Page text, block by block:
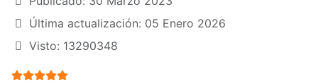
Última actualización: 05 Enero 2026
Visto: 13290348
Ratio:5/5